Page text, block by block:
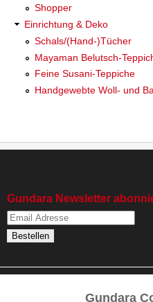
Shopper
Einrichtung & Deko
Schals/(Hand-)Tücher
Mayaman Belutsch-
Feine Susani-Teppiche
Handgewebte Woll- und
Gundara Newsletter
Gundara